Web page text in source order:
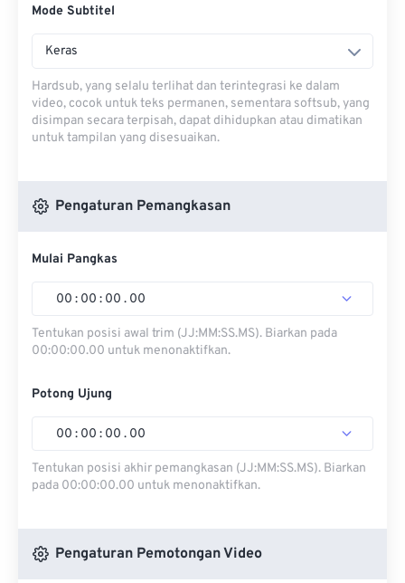
Mode Subtitel
Keras
Hardsub, yang selalu terlihat dan terintegrasi ke dalam
video, cocok untuk teks permanen, sementara softsub, yang
disimpan secara terpisah, dapat dihidupkan atau dimatikan
untuk tampilan yang disesuaikan.
Pengaturan Pemangkasan
Mulai Pangkas
00 : 00 : 00 . 00
Tentukan posisi awal trim (JJ:MM:SS.MS). Biarkan pada
00:00:00.00 untuk menonaktifkan.
Potong Ujung
00 : 00 : 00 . 00
Tentukan posisi akhir pemangkasan (JJ:MM:SS.MS). Biarkan
pada 00:00:00.00 untuk menonaktifkan.
Pengaturan Pemotongan Video